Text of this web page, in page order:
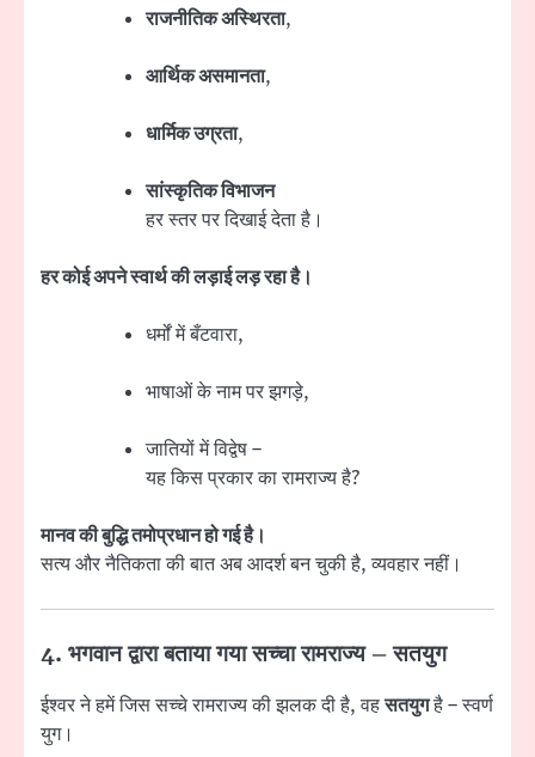
राजनीतिक अस्थिरता,
आर्थिक असमानता,
धार्मिक उग्रता,
सांस्कृतिक विभाजन
हर स्तर पर दिखाई देता है।
हर कोई अपने स्वार्थ की लड़ाई लड़ रहा है।
धर्मों में बँटवारा,
भाषाओं के नाम पर झगड़े,
जातियों में विद्वेष –
यह किस प्रकार का रामराज्य है?
मानव की बुद्धि तमोप्रधान हो गई है।
सत्य और नैतिकता की बात अब आदर्श बन चुकी है, व्यवहार नहीं।
4. भगवान द्वारा बताया गया सच्चा रामराज्य – सतयुग
ईश्वर ने हमें जिस सच्चे रामराज्य की झलक दी है, वहसतयुगहै – स्वर्ण
युग।